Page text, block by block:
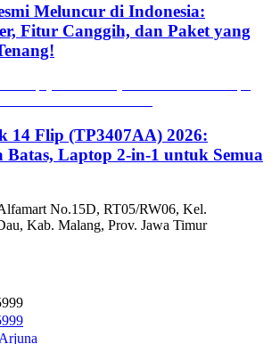
Meluncur di Indonesia:
Fitur Canggih, dan Paket yang
14 Flip (TP3407AA) 2026:
Batas, Laptop 2-in-1 untuk Semua
No.15D, RT05/RW06, Kel.
Kab. Malang, Prov. Jawa Timur